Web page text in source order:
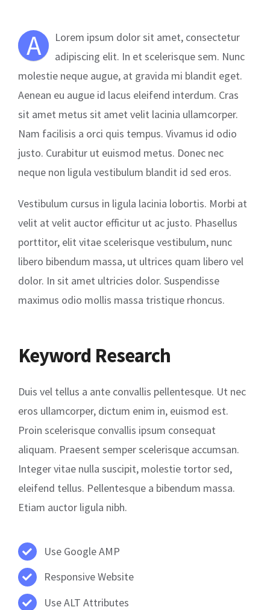
A
Lorem ipsum dolor sit amet, consectetur
adipiscing elit. In et scelerisque sem. Nunc
molestie neque augue, at gravida mi blandit eget.
Aenean eu augue id lacus eleifend interdum. Cras
sit amet metus sit amet velit lacinia ullamcorper.
Nam facilisis a orci quis tempus. Vivamus id odio
justo. Curabitur ut euismod metus. Donec nec
neque non ligula vestibulum blandit id sed eros.
Vestibulum cursus in ligula lacinia lobortis. Morbi at
velit at velit auctor efficitur ut ac justo. Phasellus
porttitor, elit vitae scelerisque vestibulum, nunc
libero bibendum massa, ut ultrices quam libero vel
dolor. In sit amet ultricies dolor. Suspendisse
maximus odio mollis massa tristique rhoncus.
Keyword Research
Duis vel tellus a ante convallis pellentesque. Ut nec
eros ullamcorper, dictum enim in, euismod est.
Proin scelerisque convallis ipsum consequat
aliquam. Praesent semper scelerisque accumsan.
Integer vitae nulla suscipit, molestie tortor sed,
eleifend tellus. Pellentesque a bibendum massa.
Etiam auctor ligula nibh.
Use Google AMP
Responsive Website
Use ALT Attributes